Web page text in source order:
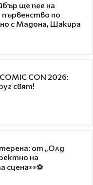
ще пее на
по
с Мадона, Шакира
CON 2026:
свят!
от „Олд
на
сцена👀⚽